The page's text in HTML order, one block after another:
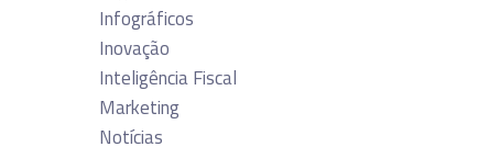
Infográficos
Inovação
Inteligência Fiscal
Marketing
Notícias